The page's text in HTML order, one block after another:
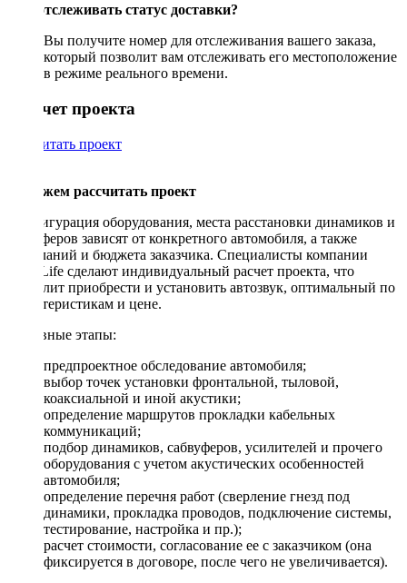
Как отслеживать статус доставки?
Вы получите номер для отслеживания вашего заказа,
который позволит вам отслеживать его местоположение
в режиме реального времени.
Рассчет проекта
Рассчитать проект
Поможем рассчитать проект
Конфигурация оборудования, места расстановки динамиков и
сабвуферов зависят от конкретного автомобиля, а также
пожеланий и бюджета заказчика. Специалисты компании
DriveLife сделают индивидуальный расчет проекта, что
позволит приобрести и установить автозвук, оптимальный по
характеристикам и цене.
Основные этапы:
предпроектное обследование автомобиля;
выбор точек установки фронтальной, тыловой,
коаксиальной и иной акустики;
определение маршрутов прокладки кабельных
коммуникаций;
подбор динамиков, сабвуферов, усилителей и прочего
оборудования с учетом акустических особенностей
автомобиля;
определение перечня работ (сверление гнезд под
динамики, прокладка проводов, подключение системы,
тестирование, настройка и пр.);
расчет стоимости, согласование ее с заказчиком (она
фиксируется в договоре, после чего не увеличивается).